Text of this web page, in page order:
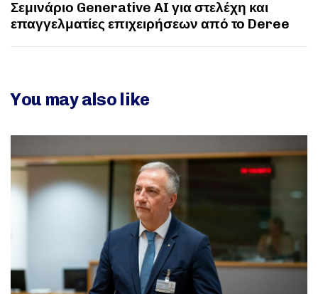
Σεμινάριο Generative AI για στελέχη και
επαγγελματίες επιχειρήσεων από το Deree
You may also like